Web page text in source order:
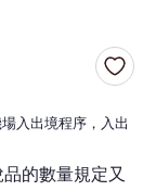
入出境程序，入出
的數量規定又